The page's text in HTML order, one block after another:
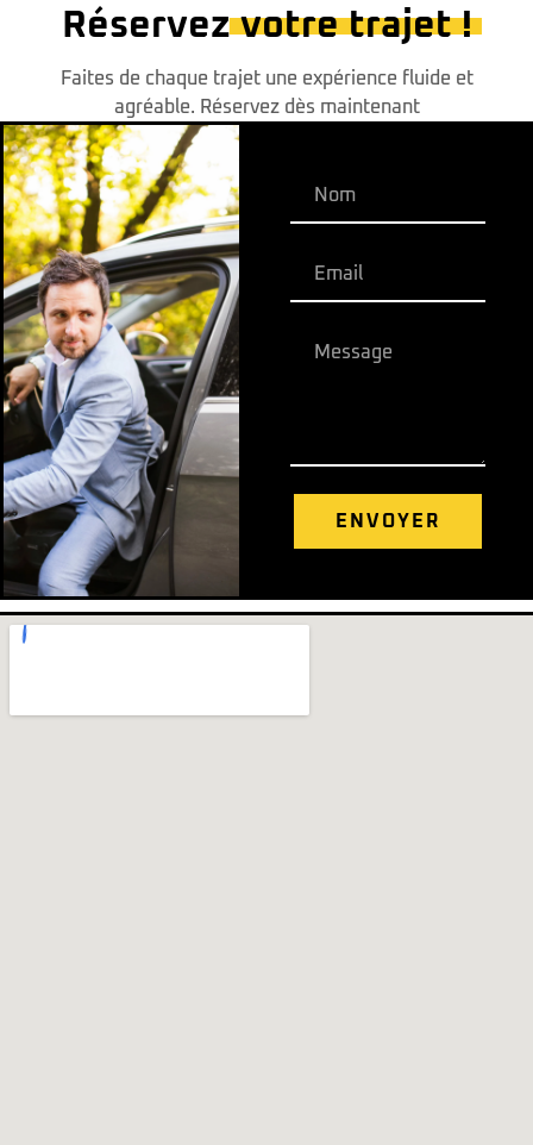
Réservez votre trajet !
Faites de chaque trajet une expérience fluide et
agréable. Réservez dès maintenant
ENVOYER